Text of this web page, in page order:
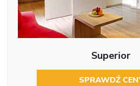
Superior
SPRAWDŹ